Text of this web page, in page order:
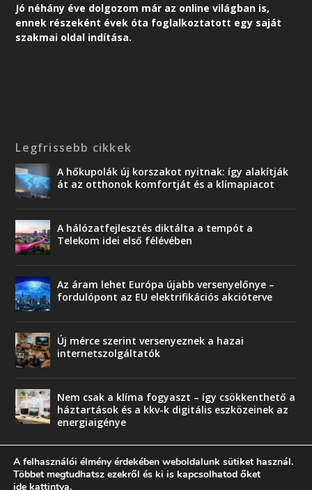
Jó néhány éve dolgozom már az online világban is,
ennek részeként évek óta foglalkoztatott egy saját
szakmai oldal indítása.
Legfrissebb cikkek
A hőkupolák új korszakot nyitnak: így alakítják
át az otthonok komfortját és a klímapiacot
A hálózatfejlesztés diktálta a tempót a
Telekom idei első félévében
Az áram lehet Európa újabb versenyelőnye –
fordulópont az EU elektrifikációs akcióterve
Új mérce szerint versenyeznek a hazai
internetszolgáltatók
Nem csak a klíma fogyaszt – így csökkenthető a
háztartások és a kkv-k digitális eszközeinek az
energiaigénye
A felhasználói élmény érdekében weboldalunk sütiket használ.
Többet megtudhatsz ezekről és ki is kapcsolhatod őket
ide kattintva.